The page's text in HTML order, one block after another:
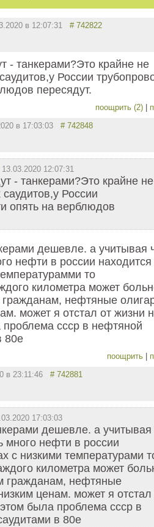
в 12:07:31 # 742822
- танкерами?Это крайне не
России
пересядут.
поощрить (2)
в 17:03:03 # 742848
13.03.2020 12:07:31
- танкерами?Это крайне не
России
опять на верблюдов
дешевле. а учитывая
нефти в россии находится
то
километра может
нефтяные
может я отстал от жизни
ссср в нефтяной
80е
поощрить
в 23:11:46 # 742881
17:03:03
дешевле. а учитывая
много нефти в россии
с низкими температурами
километра может
гражданам, нефтяные
ценам. может я отстал
была проблема ссср в
в 80е